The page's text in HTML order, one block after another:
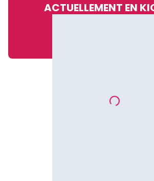
ACTUELLEMENT EN